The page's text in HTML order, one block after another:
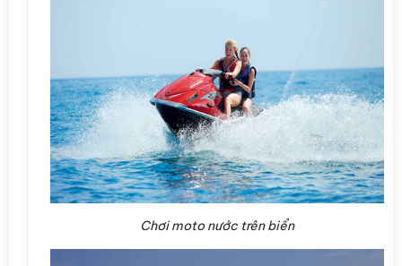
Chơi moto nước trên biển